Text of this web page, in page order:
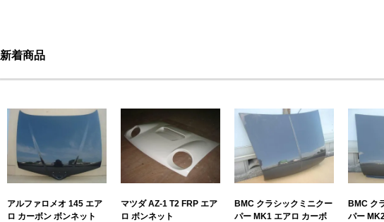
新着商品
アルファロメオ 145 エア
ロ カーボン ボンネット
マツダ AZ-1 T2 FRP エア
ロ ボンネット
BMC クラシックミニクー
パー MK1 エアロ カーボ
BMC ク
パー